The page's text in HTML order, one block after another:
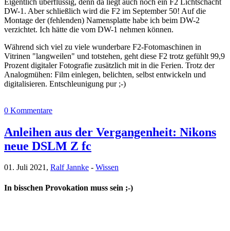
DW-1. Aber schließlich wird die F2 im September 50! Auf die
Montage der (fehlenden) Namensplatte habe ich beim DW-2
verzichtet. Ich hätte die vom DW-1 nehmen können.
Während sich viel zu viele wunderbare F2-Fotomaschinen in
Vitrinen "langweilen" und totstehen, geht diese F2 trotz gefühlt 99,9
Prozent digitaler Fotografie zusätzlich mit in die Ferien. Trotz der
Analogmühen: Film einlegen, belichten, selbst entwickeln und
digitalisieren. Entschleunigung pur ;-)
0 Kommentare
Anleihen aus der Vergangenheit: Nikons
neue DSLM Z fc
01. Juli 2021, Ralf Jannke - Wissen
In bisschen Provokation muss sein ;-)